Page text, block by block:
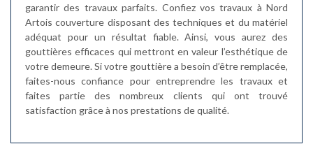
garantir des travaux parfaits. Confiez vos travaux à Nord
Artois couverture disposant des techniques et du matériel
adéquat pour un résultat fiable. Ainsi, vous aurez des
gouttières efficaces qui mettront en valeur l’esthétique de
votre demeure. Si votre gouttière a besoin d’être remplacée,
faites-nous confiance pour entreprendre les travaux et
faites partie des nombreux clients qui ont trouvé
satisfaction grâce à nos prestations de qualité.